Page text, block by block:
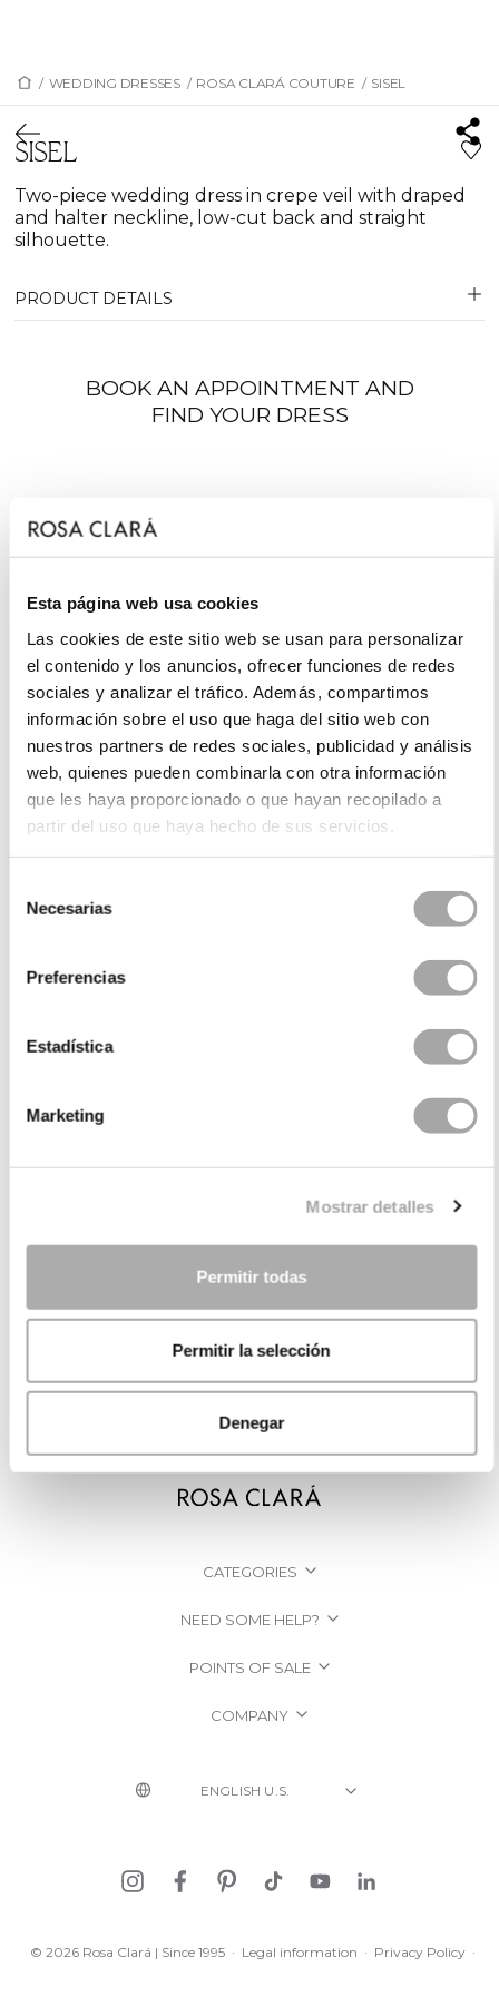
Esta página web usa cookies
Las cookies de este sitio web se usan para personalizar
el contenido y los anuncios, ofrecer funciones de redes
sociales y analizar el tráfico. Además, compartimos
información sobre el uso que haga del sitio web con
nuestros partners de redes sociales, publicidad y análisis
web, quienes pueden combinarla con otra información
que les haya proporcionado o que hayan recopilado a
partir del uso que haya hecho de sus servicios.
Necesarias
Preferencias
Estadística
Marketing
Mostrar detalles
Permitir todas
Permitir la selección
Denegar
/ WEDDING DRESSES / ROSA CLARÁ COUTURE / SISEL
SISEL
Two-piece wedding dress in crepe veil with draped
and halter neckline, low-cut back and straight
silhouette.
PRODUCT DETAILS
BOOK AN APPOINTMENT AND
FIND YOUR DRESS
CATEGORIES
NEED SOME HELP?
POINTS OF SALE
COMPANY
© 2026 Rosa Clará | Since 1995 · Legal information · Privacy Policy ·